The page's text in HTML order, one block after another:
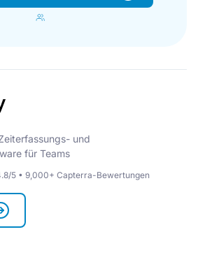
und
für Teams
5 • 9,000+ Capterra-Bewertungen